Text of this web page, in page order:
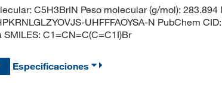
C5H3BrIN Peso molecular (g/mol): 283.894
UHFFFAOYSA-N PubChem
C1=CN=C(C=C1I)Br
Especificaciones